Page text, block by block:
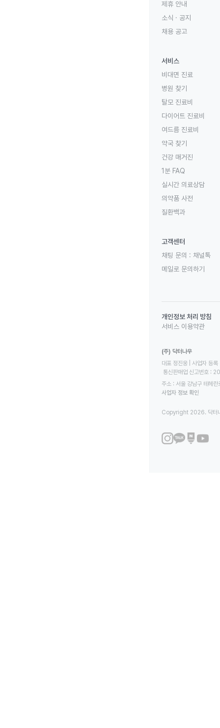
제휴 안내
소식 · 공지
채용 공고
서비스
비대면 진료
병원 찾기
탈모 진료비
다이어트 진료비
여드름 진료비
약국 찾기
건강 매거진
1분 FAQ
실시간 의료상담
의약품 사전
질환백과
고객센터
채팅 문의 : 채널톡
메일로 문의하기
개인정보 처리 방침
서비스 이용약관
(주) 닥터나우
대표 정진웅 | 사업자
통신판매업 신고번호
주소 : 서울 강남구 테헤
사업자 정보 확인
Copyright 2026. 닥터